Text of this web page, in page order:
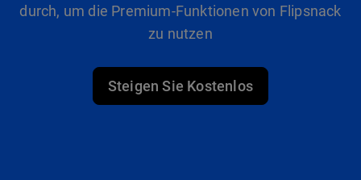
durch, um die Premium-Funktionen von Flipsnack
zu nutzen
Steigen Sie Kostenlos